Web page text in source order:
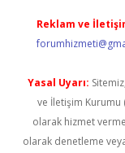
Reklam ve
Yasal Uyarı:
ve İletişim Kurumu
olarak hizmet
olarak denetleme